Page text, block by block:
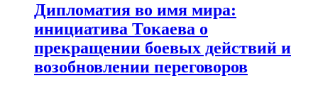
Дипломатия во имя мира:
инициатива Токаева о
прекращении боевых действий и
возобновлении переговоров